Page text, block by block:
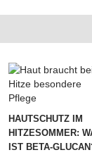
HAUTSCHUTZ IM
HITZESOMMER:
IST BETA-